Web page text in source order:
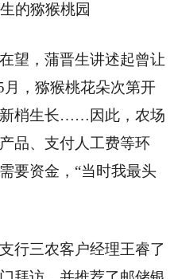
的猕猴桃园
望，蒲晋生讲述起曾让
月，猕猴桃花朵次第开
梢生长……因此，农场
品、支付人工费等环
要资金，“当时我最头
行三农客户经理王睿了